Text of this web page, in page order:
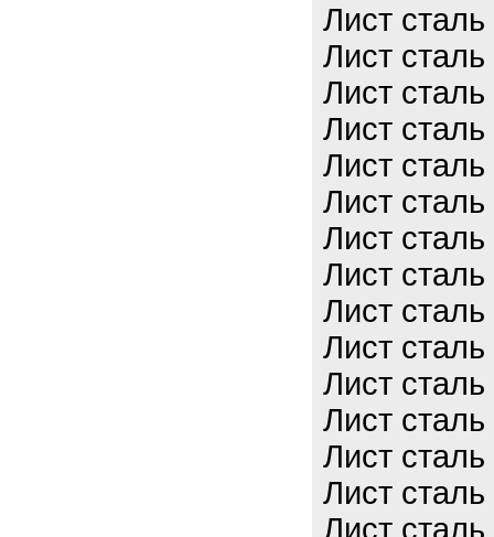
Лист
Лист
Лист
Лист
Лист
Лист
Лист
Лист
Лист
Лист
Лист
Лист
Лист
Лист
Лист